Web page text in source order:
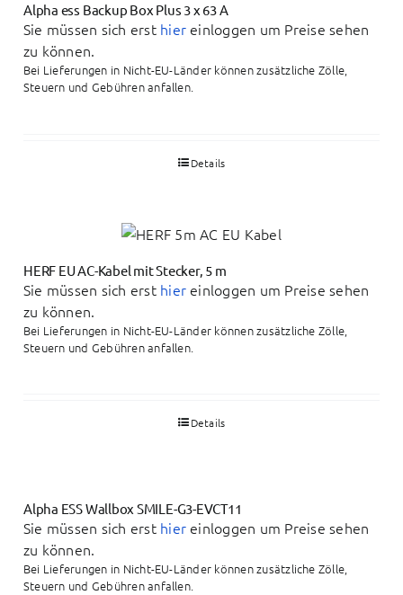
Alpha ess Backup Box Plus 3 x 63 A
Sie müssen sich erst hier einloggen um Preise sehen
zu können.
Bei Lieferungen in Nicht-EU-Länder können zusätzliche Zölle,
Steuern und Gebühren anfallen.
Details
HERF EU AC-Kabel mit Stecker, 5 m
Sie müssen sich erst hier einloggen um Preise sehen
zu können.
Bei Lieferungen in Nicht-EU-Länder können zusätzliche Zölle,
Steuern und Gebühren anfallen.
Details
Alpha ESS Wallbox SMILE-G3-EVCT11
Sie müssen sich erst hier einloggen um Preise sehen
zu können.
Bei Lieferungen in Nicht-EU-Länder können zusätzliche Zölle,
Steuern und Gebühren anfallen.